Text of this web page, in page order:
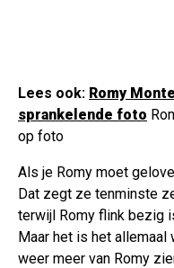
Lees ook: Romy
sprankelende foto
op foto
Als je Romy moet
Dat zegt ze tenminste
terwijl Romy flink bezig
Maar het is het allemaal
weer meer van Romy